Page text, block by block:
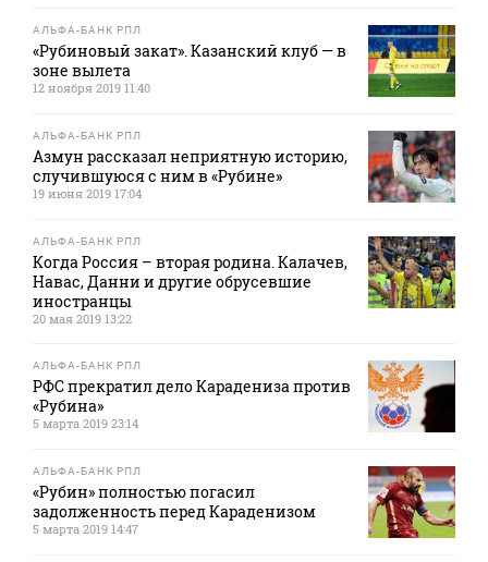
АЛЬФА-БАНК РПЛ
«Рубиновый закат». Казанский клуб — в
зоне вылета
12 ноября 2019 11:40
АЛЬФА-БАНК РПЛ
Азмун рассказал неприятную историю,
случившуюся с ним в «Рубине»
19 июня 2019 17:04
АЛЬФА-БАНК РПЛ
Когда Россия – вторая родина. Калачев,
Навас, Данни и другие обрусевшие
иностранцы
20 мая 2019 13:22
АЛЬФА-БАНК РПЛ
РФС прекратил дело Карадениза против
«Рубина»
5 марта 2019 23:14
АЛЬФА-БАНК РПЛ
«Рубин» полностью погасил
задолженность перед Караденизом
5 марта 2019 14:47